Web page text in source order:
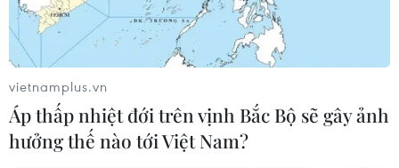
song song nhưng giao hòa lẫn nhau.
vietnamplus.vn
Áp thấp nhiệt đới trên vịnh Bắc Bộ sẽ gây ảnh
hưởng thế nào tới Việt Nam?